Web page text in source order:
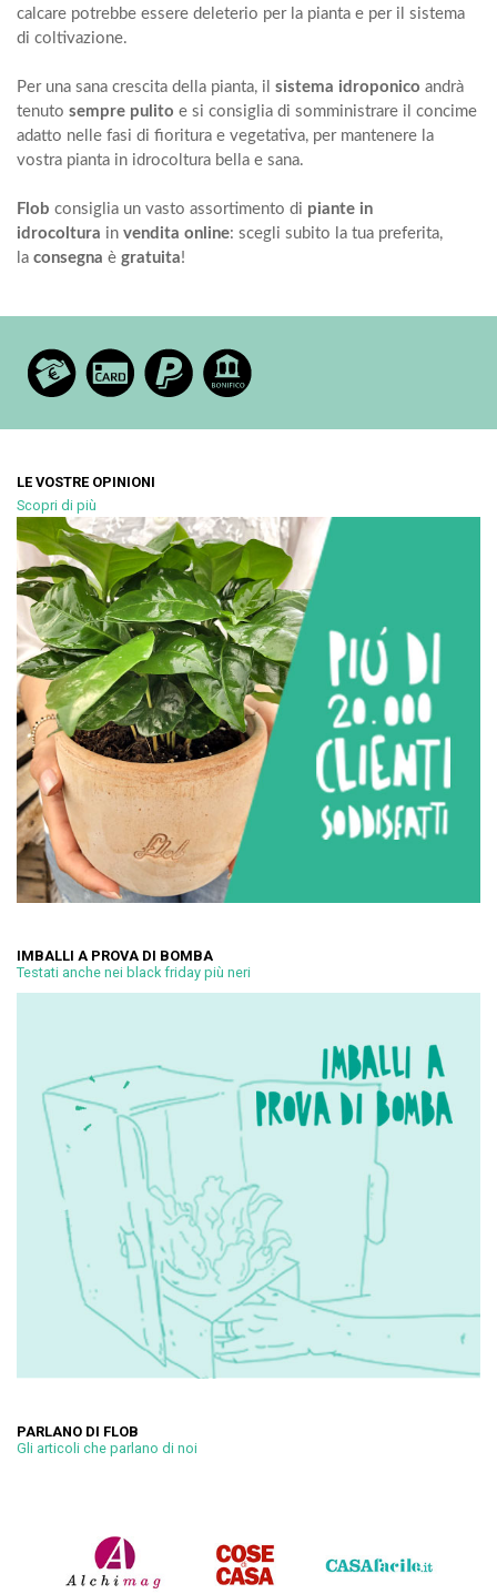
calcare potrebbe essere deleterio per la pianta e per il sistema
di coltivazione.
Per una sana crescita della pianta, il sistema idroponico andrà
tenuto sempre pulito e si consiglia di somministrare il concime
adatto nelle fasi di fioritura e vegetativa, per mantenere la
vostra pianta in idrocoltura bella e sana.
Flob consiglia un vasto assortimento di piante in
idrocoltura in vendita online: scegli subito la tua preferita,
la consegna è gratuita!
LE VOSTRE OPINIONI
Scopri di più
IMBALLI A PROVA DI BOMBA
Testati anche nei black friday più neri
PARLANO DI FLOB
Gli articoli che parlano di noi